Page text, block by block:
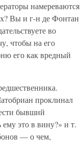
намереваются
Вы и г-н де Фонтан
во
чтобы на его
его как вредный
проклинал
бывший
это в вину?» и т.
— о чем,